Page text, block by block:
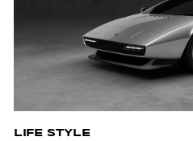
LIFE STYLE